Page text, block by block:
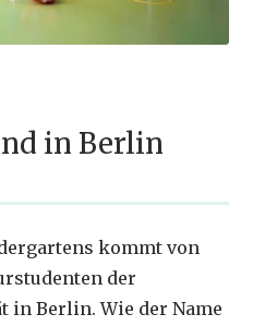
in Berlin
kommt von
der
in Berlin. Wie der Name